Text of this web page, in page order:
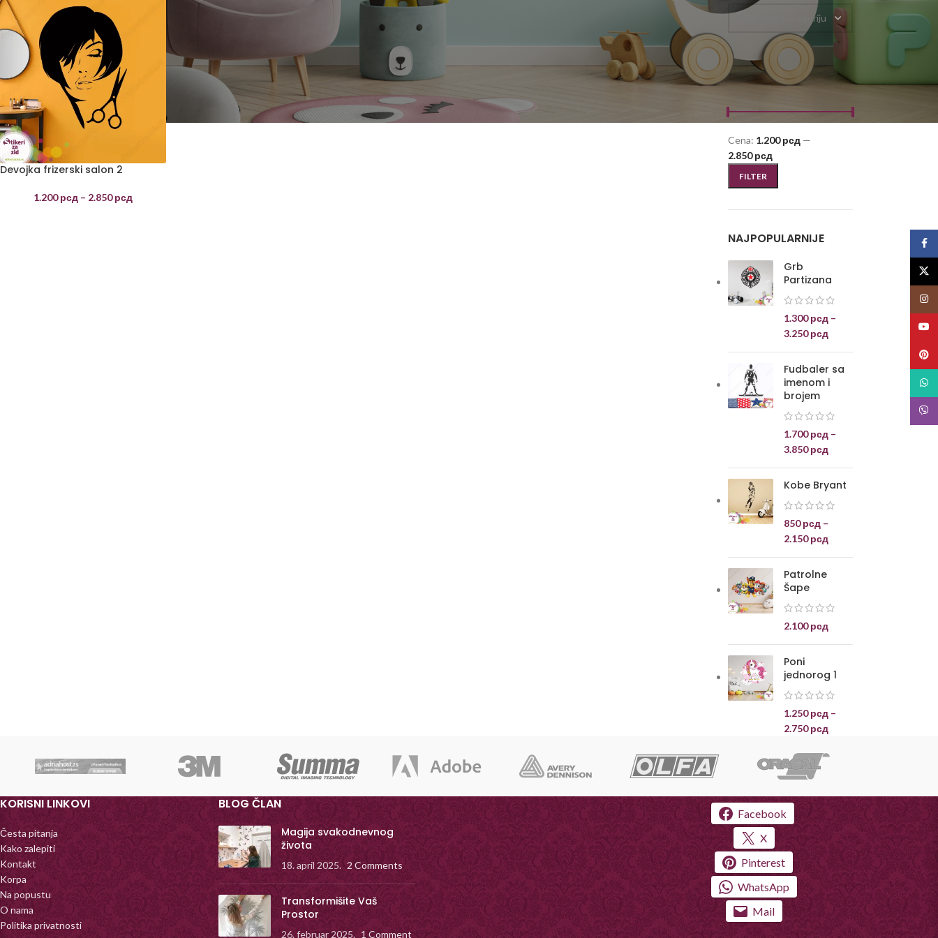
Devojka frizerski salon 2
1.200рсд – 2.850рсд
Odaberite kategoriju
FILTRIRAJ PO CENI
FILTER
Cena: 1.200 рсд —
2.850 рсд
NAJPOPULARNIJE
Grb
Partizana
1.300рсд –
3.250рсд
Fudbaler sa
imenom i
brojem
1.700рсд –
3.850рсд
Kobe Bryant
850рсд –
2.150рсд
Patrolne
Šape
2.100рсд
Poni
jednorog 1
1.250рсд –
2.750рсд
KORISNI LINKOVI
Česta pitanja
Kako zalepiti
Kontakt
Korpa
Na popustu
O nama
Politika privatnosti
BLOG ČLAN
Magija svakodnevnog
života
18. april 2025. 2 Comments
Transformišite Vaš
Prostor
26. februar 2025. 1 Comment
Facebook
X
Pinterest
WhatsApp
Mail
Viber